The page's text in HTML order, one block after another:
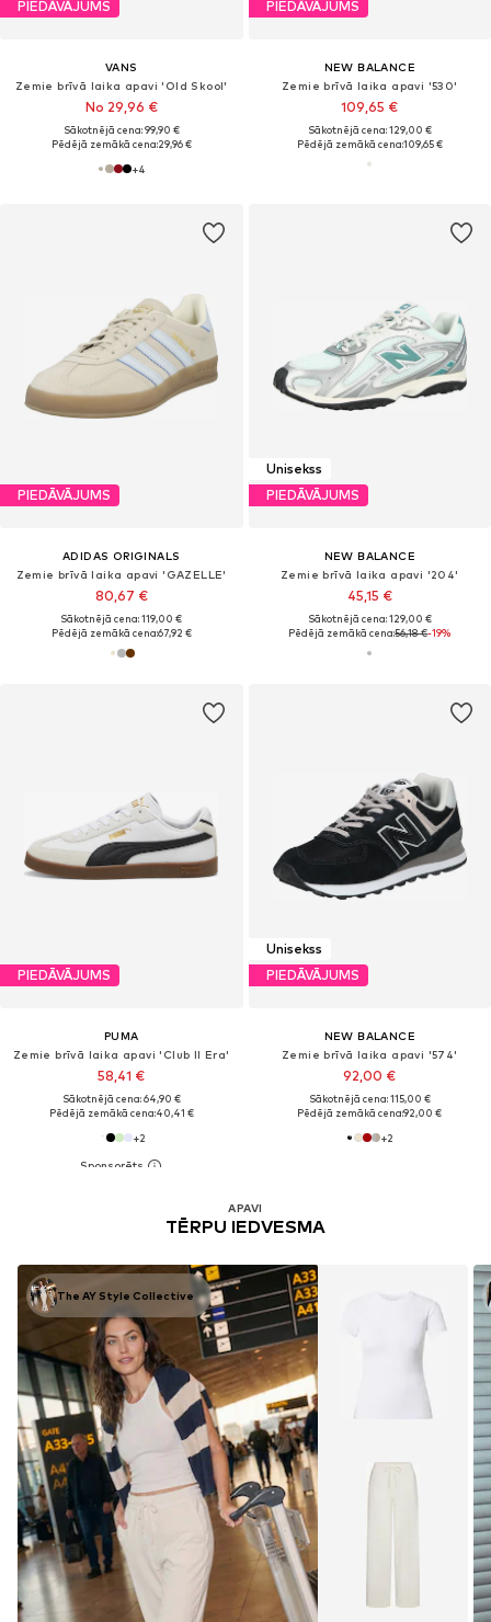
PIEDĀVĀJUMS
VANS
Zemie brīvā laika apavi 'Old Skool'
No 29,96 €
Sākotnējā cena: 99,90 €
Pēdējā zemākā cena:29,96 €
+4
PIEDĀVĀJUMS
NEW BALANCE
Zemie brīvā laika apavi '530'
109,65 €
Sākotnējā cena: 129,00 €
Pēdējā zemākā cena:109,65 €
PIEDĀVĀJUMS
ADIDAS ORIGINALS
Zemie brīvā laika apavi 'GAZELLE'
80,67 €
Sākotnējā cena: 119,00 €
Pēdējā zemākā cena:67,92 €
Unisekss
PIEDĀVĀJUMS
NEW BALANCE
Zemie brīvā laika apavi '204'
45,15 €
Sākotnējā cena: 129,00 €
Pēdējā zemākā cena:56,18 €-19%
PIEDĀVĀJUMS
PUMA
Zemie brīvā laika apavi 'Club II Era'
58,41 €
Sākotnējā cena: 64,90 €
Pēdējā zemākā cena:40,41 €
+2
APAVI
TĒRPU IEDVESMA
The AY Style Collective
Unisekss
PIEDĀVĀJUMS
NEW BALANCE
Zemie brīvā laika apavi '574'
92,00 €
Sākotnējā cena: 115,00 €
Pēdējā zemākā cena:92,00 €
+2